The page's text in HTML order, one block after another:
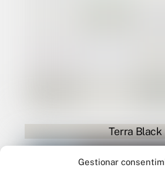
Gestionar
Terra Black